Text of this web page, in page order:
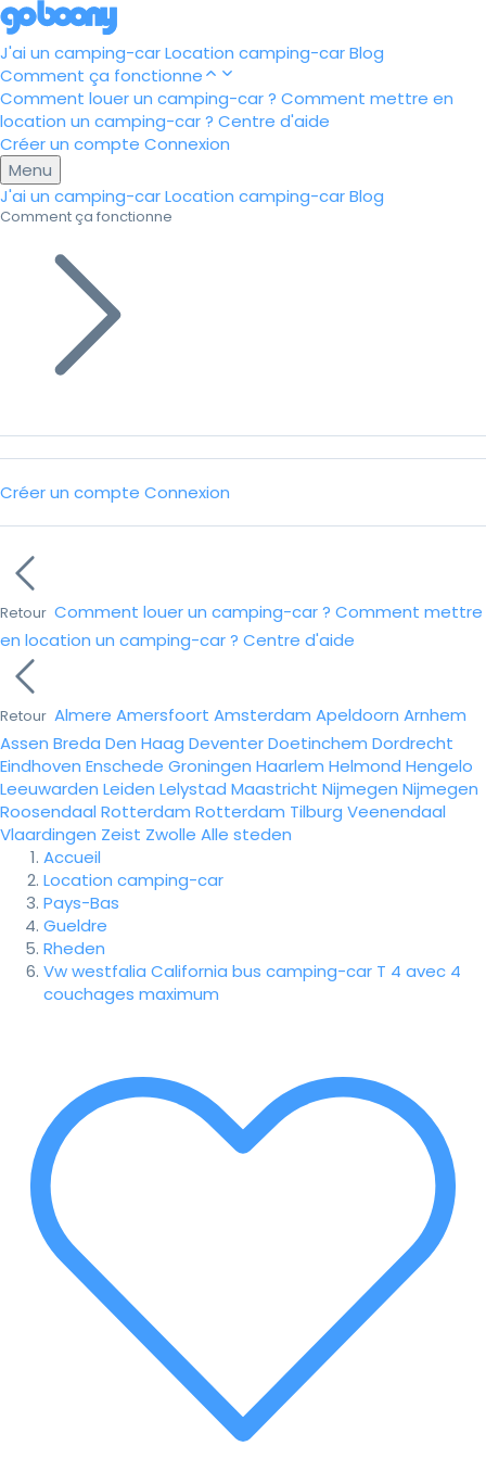
J'ai un camping-carLocation camping-carBlog
Comment ça fonctionne
Comment louer un camping-car ? Comment mettre en
location un camping-car ? Centre d'aide
Créer un compte Connexion
Menu
J'ai un camping-carLocation camping-carBlog
Comment ça fonctionne
Créer un compte Connexion
Retour Comment louer un camping-car ? Comment mettre
en location un camping-car ? Centre d'aide
Retour Almere Amersfoort Amsterdam Apeldoorn Arnhem
Assen Breda Den Haag DeventerDoetinchem Dordrecht
Eindhoven Enschede Groningen Haarlem Helmond Hengelo
Leeuwarden Leiden Lelystad Maastricht Nijmegen Nijmegen
Roosendaal Rotterdam Rotterdam Tilburg Veenendaal
Vlaardingen Zeist Zwolle Alle steden
Accueil
Location camping-car
Pays-Bas
Gueldre
Rheden
Vw westfalia California bus camping-car T 4 avec 4
couchages maximum